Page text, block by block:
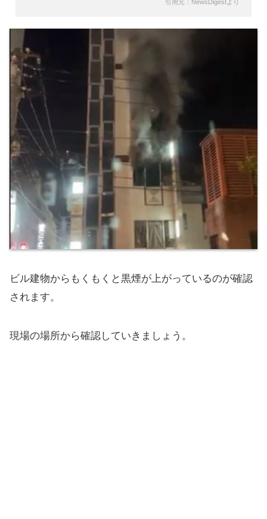
引用元：NewsDigestより
ビル建物からもくもくと黒煙が上がっているのが確認
されます。
現場の場所から確認していきましょう。